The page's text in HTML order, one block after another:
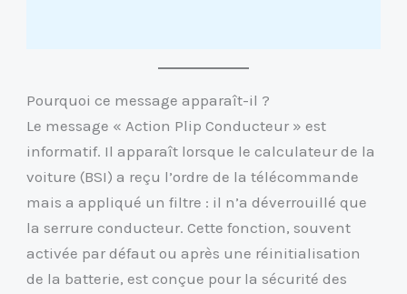
Pourquoi ce message apparaît-il ?
Le message « Action Plip Conducteur » est
informatif. Il apparaît lorsque le calculateur de la
voiture (BSI) a reçu l’ordre de la télécommande
mais a appliqué un filtre : il n’a déverrouillé que
la serrure conducteur. Cette fonction, souvent
activée par défaut ou après une réinitialisation
de la batterie, est conçue pour la sécurité des